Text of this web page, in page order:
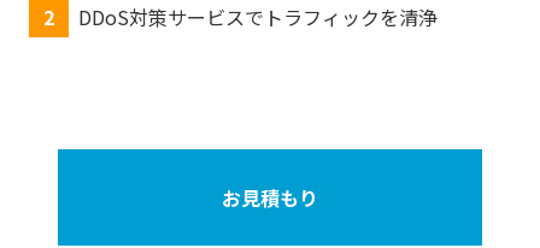
2 DDoS対策サービスでトラフィックを清浄
お見積もり